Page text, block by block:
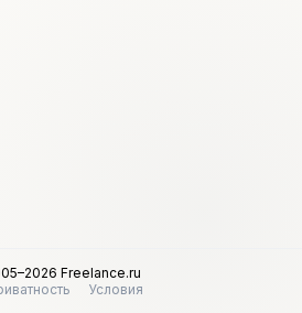
Freelance.ru
Условия